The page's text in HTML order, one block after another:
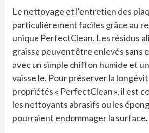
Le nettoyage et l’entretien des
particulièrement faciles grâce au
unique PerfectClean. Les résidus
graisse peuvent être enlevés sans
avec un simple chiffon humide et
vaisselle. Pour préserver la
propriétés « PerfectClean », il est
les nettoyants abrasifs ou les
pourraient endommager la surface.